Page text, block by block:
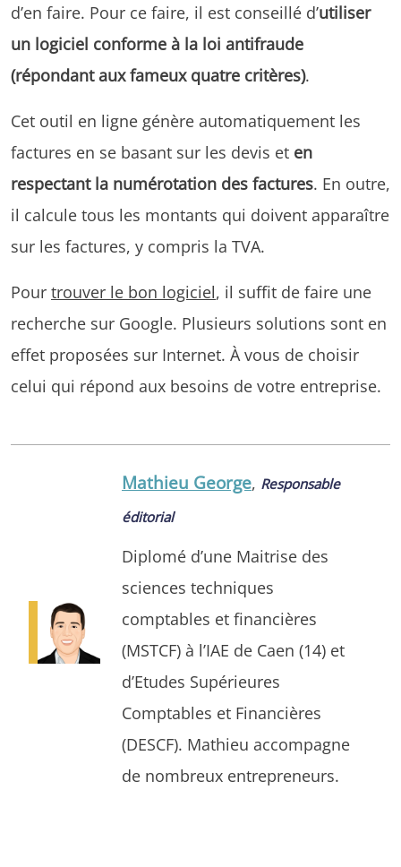
d’en faire. Pour ce faire, il est conseillé d’utiliser
un logiciel conforme à la loi antifraude
(répondant aux fameux quatre critères).
Cet outil en ligne génère automatiquement les
factures en se basant sur les devis et en
respectant la numérotation des factures. En outre,
il calcule tous les montants qui doivent apparaître
sur les factures, y compris la TVA.
Pour trouver le bon logiciel, il suffit de faire une
recherche sur Google. Plusieurs solutions sont en
effet proposées sur Internet. À vous de choisir
celui qui répond aux besoins de votre entreprise.
Mathieu George, Responsable
éditorial
Diplomé d’une Maitrise des
sciences techniques
comptables et financières
(MSTCF) à l’IAE de Caen (14) et
d’Etudes Supérieures
Comptables et Financières
(DESCF). Mathieu accompagne
de nombreux entrepreneurs.